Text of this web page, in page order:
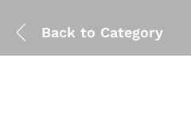
Back to Category